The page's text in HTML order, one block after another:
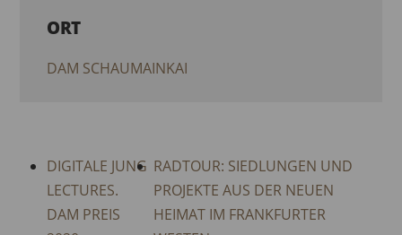
ORT
DAM SCHAUMAINKAI
DIGITALE JUNG
LECTURES.
DAM PREIS
RADTOUR: SIEDLUNGEN UND
PROJEKTE AUS DER NEUEN
HEIMAT IM FRANKFURTER